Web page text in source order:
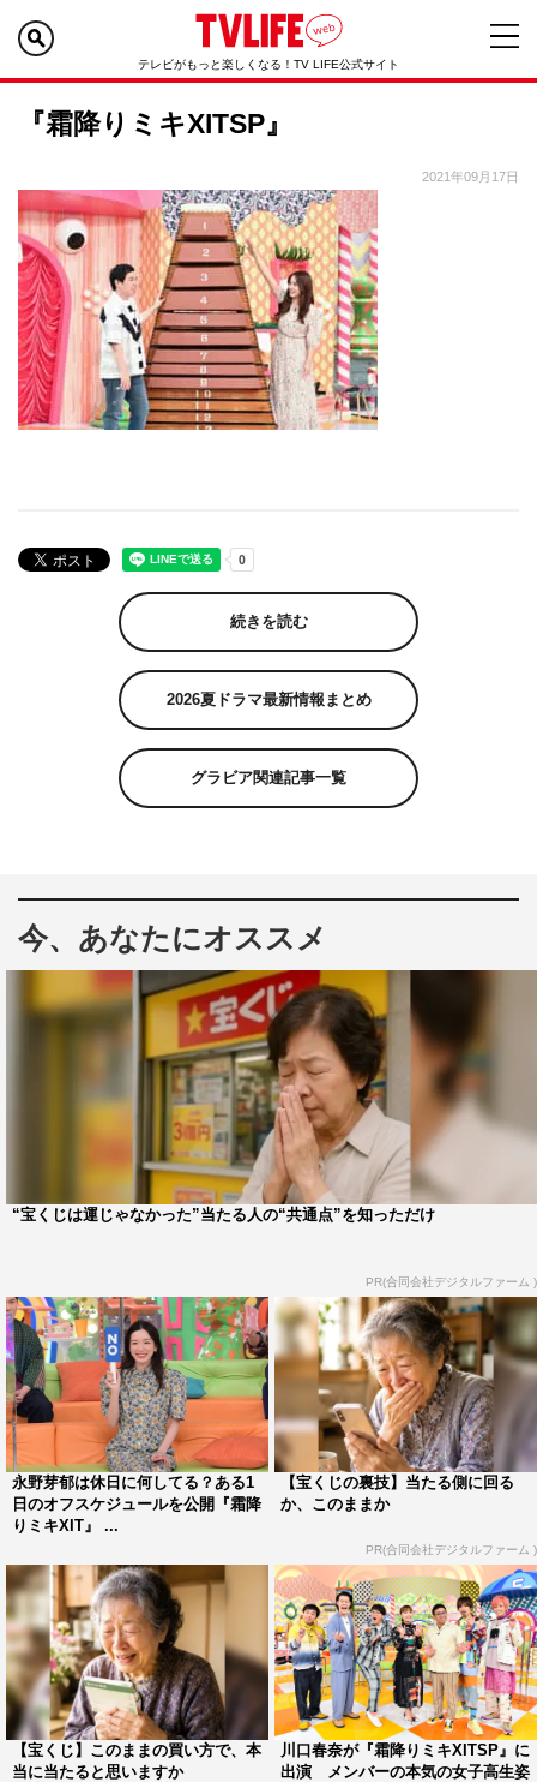
テレビがもっと楽しくなる！TV LIFE公式サイト
『霜降りミキXITSP』
2021年09月17日
続きを読む
2026夏ドラマ最新情報まとめ
グラビア関連記事一覧
今、あなたにオススメ
“宝くじは運じゃなかった”当たる人の“共通点”を知っただけ
PR(合同会社デジタルファーム )
永野芽郁は休日に何してる？ある1
日のオフスケジュールを公開『霜降
りミキXIT』 ...
【宝くじの裏技】当たる側に回る
か、このままか
PR(合同会社デジタルファーム )
【宝くじ】このままの買い方で、本
当に当たると思いますか
川口春奈が『霜降りミキXITSP』に
出演 メンバーの本気の女子高生姿